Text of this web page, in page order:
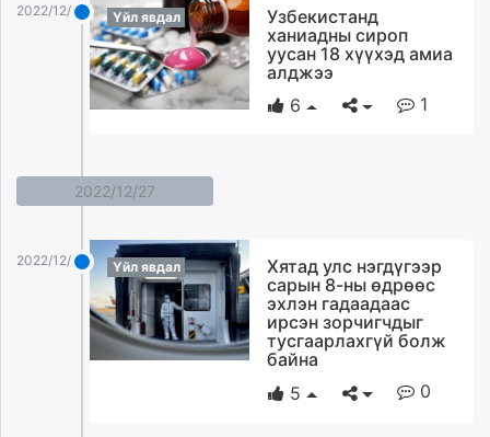
2022/12/30 Үйл явдал
Узбекистанд
ханиадны сироп
уусан 18 хүүхэд амиа
алджээ
6
1
2022/12/27
2022/12/27 Үйл явдал
Хятад улс нэгдүгээр
сарын 8-ны өдрөөс
эхлэн гадаадаас
ирсэн зорчигчдыг
тусгаарлахгүй болж
байна
5
0